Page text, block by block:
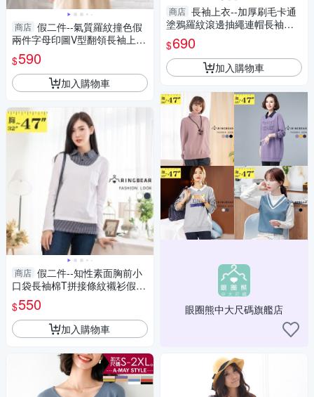
商店 假二件--氣質羅紋撞色假
兩件字母印圖V型翻領長袖上衣
(淺灰.深灰L-3L)-X422眼圈熊中
大尺碼
$590
加入購物車
商店 假二件--知性素面胸前小
口袋長袖棉T拼接條紋襯衫假兩
件上衣(白.藍M-3L)-I156眼圈熊
中大尺碼
$550
加入購物車
商店 長袖上衣--加厚刷毛卡通
塗鴉羅紋滾邊抽繩連帽長袖帽T
(黑.綠XL-4L)-X420眼圈熊中大
尺碼
$690
加入購物車
眼圈熊中大尺碼旗艦店